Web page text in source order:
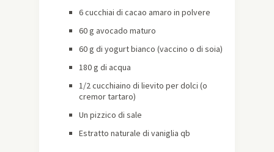
6 cucchiai di cacao amaro in polvere
60 g avocado maturo
60 g di yogurt bianco (vaccino o di soia)
180 g di acqua
1/2 cucchiaino di lievito per dolci (o
cremor tartaro)
Un pizzico di sale
Estratto naturale di vaniglia qb